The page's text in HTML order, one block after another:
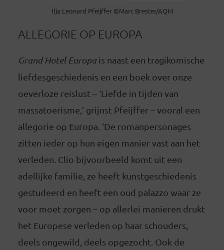
Ilja Leonard Pfeijffer ©Marc Brester/AQM
ALLEGORIE OP EUROPA
Grand Hotel Europa is naast een tragikomische
liefdesgeschiedenis en een boek over onze
oeverloze reislust – ‘Liefde in tijden van
massatoerisme,’ grijnst Pfeijffer – vooral een
allegorie op Europa. ‘De romanpersonages
zitten ieder op hun eigen manier vast aan het
verleden. Clio bijvoorbeeld komt uit een
adellijke familie, ze heeft kunstgeschiedenis
gestudeerd en heeft een oud palazzo waar ze
voor moet zorgen – op allerlei manieren drukt
het Europese verleden op haar schouders,
deels ongewild, deels opgezocht. Ook de